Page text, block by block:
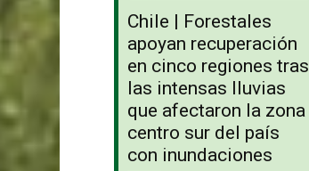
Chile | Forestales
apoyan recuperación
en cinco regiones tras
las intensas lluvias
que afectaron la zona
centro sur del país
con inundaciones